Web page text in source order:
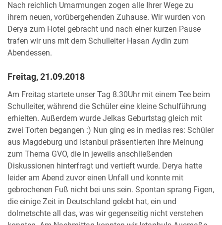
Nach reichlich Umarmungen zogen alle Ihrer Wege zu
ihrem neuen, vorübergehenden Zuhause. Wir wurden von
Derya zum Hotel gebracht und nach einer kurzen Pause
trafen wir uns mit dem Schulleiter Hasan Aydin zum
Abendessen.
Freitag, 21.09.2018
Am Freitag startete unser Tag 8.30Uhr mit einem Tee beim
Schulleiter, während die Schüler eine kleine Schulführung
erhielten. Außerdem wurde Jelkas Geburtstag gleich mit
zwei Torten begangen :) Nun ging es in medias res: Schüler
aus Magdeburg und Istanbul präsentierten ihre Meinung
zum Thema GVO, die in jeweils anschließenden
Diskussionen hinterfragt und vertieft wurde. Derya hatte
leider am Abend zuvor einen Unfall und konnte mit
gebrochenen Fuß nicht bei uns sein. Spontan sprang Figen,
die einige Zeit in Deutschland gelebt hat, ein und
dolmetschte all das, was wir gegenseitig nicht verstehen